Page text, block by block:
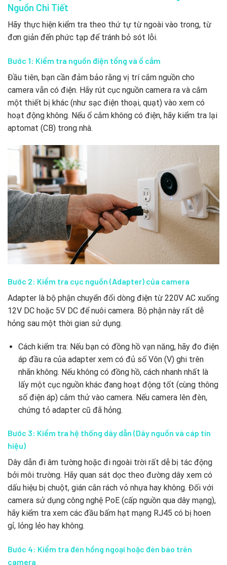
Nguồn Chi Tiết
Hãy thực hiện kiểm tra theo thứ tự từ ngoài vào trong, từ
đơn giản đến phức tạp để tránh bỏ sót lỗi.
Bước 1: Kiểm tra nguồn điện tổng và ổ cắm
Đầu tiên, bạn cần đảm bảo rằng vị trí cắm nguồn cho
camera vẫn có điện. Hãy rút cục nguồn camera ra và cắm
một thiết bị khác (như sạc điện thoại, quạt) vào xem có
hoạt động không. Nếu ổ cắm không có điện, hãy kiểm tra lại
aptomat (CB) trong nhà.
Bước 2: Kiểm tra cục nguồn (Adapter) của camera
Adapter là bộ phận chuyển đổi dòng điện từ 220V AC xuống
12V DC hoặc 5V DC để nuôi camera. Bộ phận này rất dễ
hỏng sau một thời gian sử dụng.
Cách kiểm tra: Nếu bạn có đồng hồ vạn năng, hãy đo điện
áp đầu ra của adapter xem có đủ số Vôn (V) ghi trên
nhãn không. Nếu không có đồng hồ, cách nhanh nhất là
lấy một cục nguồn khác đang hoạt động tốt (cùng thông
số điện áp) cắm thử vào camera. Nếu camera lên đèn,
chứng tỏ adapter cũ đã hỏng.
Bước 3: Kiểm tra hệ thống dây dẫn (Dây nguồn và cáp tín
hiệu)
Dây dẫn đi âm tường hoặc đi ngoài trời rất dễ bị tác động
bởi môi trường. Hãy quan sát dọc theo đường dây xem có
dấu hiệu bị chuột, gián cắn rách vỏ nhựa hay không. Đối với
camera sử dụng công nghệ PoE (cấp nguồn qua dây mạng),
hãy kiểm tra xem các đầu bấm hạt mạng RJ45 có bị hoen
gỉ, lỏng lẻo hay không.
Bước 4: Kiểm tra đèn hồng ngoại hoặc đèn báo trên
camera